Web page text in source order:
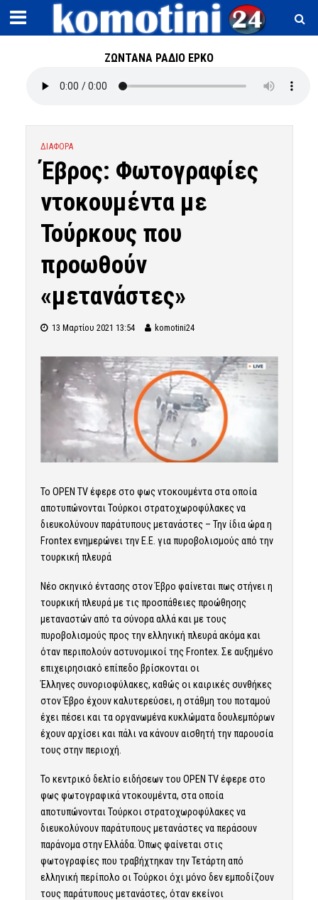
ΖΩΝΤΑΝΑ ΡΑΔΙΟ ΕΡΚΟ
ΔΙΑΦΟΡΑ
Έβρος: Φωτογραφίες
ντοκουμέντα με
Τούρκους που
προωθούν
«μετανάστες»
13 Μαρτίου 2021 13:54 komotini24
Το OPEN TV έφερε στο φως ντοκουμέντα στα οποία
αποτυπώνονται Τούρκοι στρατοχωροφύλακες να
διευκολύνουν παράτυπους μετανάστες – Την ίδια ώρα η
Frontex ενημερώνει την Ε.Ε. για πυροβολισμούς από την
τουρκική πλευρά
Νέο σκηνικό έντασης στον Έβρο φαίνεται πως στήνει η
τουρκική πλευρά με τις προσπάθειες προώθησης
μεταναστών από τα σύνορα αλλά και με τους
πυροβολισμούς προς την ελληνική πλευρά ακόμα και
όταν περιπολούν αστυνομικοί της Frontex. Σε αυξημένο
επιχειρησιακό επίπεδο βρίσκονται οι
Έλληνες συνοριοφύλακες, καθώς οι καιρικές συνθήκες
στον Έβρο έχουν καλυτερεύσει, η στάθμη του ποταμού
έχει πέσει και τα οργανωμένα κυκλώματα δουλεμπόρων
έχουν αρχίσει και πάλι να κάνουν αισθητή την παρουσία
τους στην περιοχή.
Το κεντρικό δελτίο ειδήσεων του OPEN TV έφερε στο
φως φωτογραφικά ντοκουμέντα, στα οποία
αποτυπώνονται Τούρκοι στρατοχωροφύλακες να
διευκολύνουν παράτυπους μετανάστες να περάσουν
παράνομα στην Ελλάδα. Όπως φαίνεται στις
φωτογραφίες που τραβήχτηκαν την Τετάρτη από
ελληνική περίπολο οι Τούρκοι όχι μόνο δεν εμποδίζουν
τους παράτυπους μετανάστες, όταν εκείνοι